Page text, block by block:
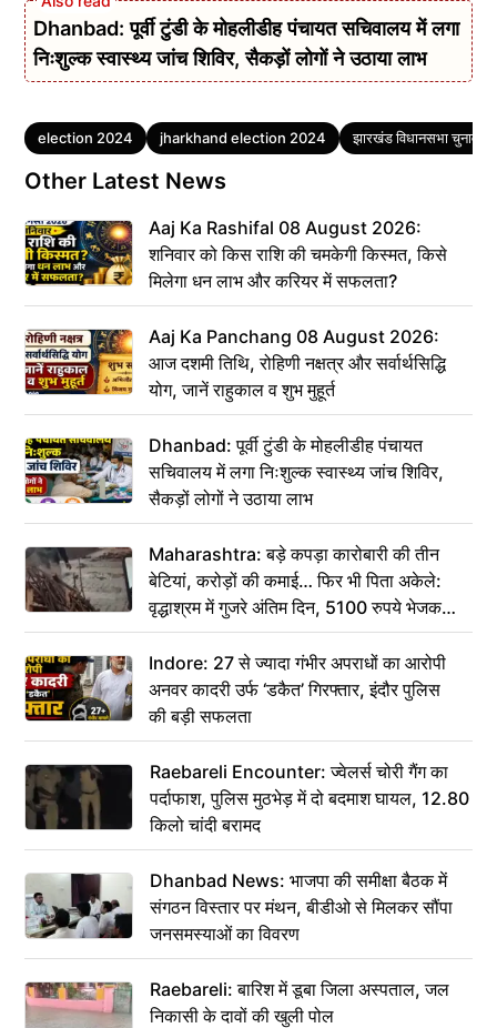
Dhanbad: पूर्वी टुंडी के मोहलीडीह पंचायत सचिवालय में लगा
निःशुल्क स्वास्थ्य जांच शिविर, सैकड़ों लोगों ने उठाया लाभ
Tags
election 2024 jharkhand election 2024 झारखंड विधानसभा चुनाव
Other Latest News
Aaj Ka Rashifal 08 August 2026:
शनिवार को किस राशि की चमकेगी किस्मत, किसे
मिलेगा धन लाभ और करियर में सफलता?
Aaj Ka Panchang 08 August 2026:
आज दशमी तिथि, रोहिणी नक्षत्र और सर्वार्थसिद्धि
योग, जानें राहुकाल व शुभ मुहूर्त
Dhanbad: पूर्वी टुंडी के मोहलीडीह पंचायत
सचिवालय में लगा निःशुल्क स्वास्थ्य जांच शिविर,
सैकड़ों लोगों ने उठाया लाभ
Maharashtra: बड़े कपड़ा कारोबारी की तीन
बेटियां, करोड़ों की कमाई… फिर भी पिता अकेले:
वृद्धाश्रम में गुजरे अंतिम दिन, 5100 रुपये भेजकर
कहा– अंतिम संस्कार कर दीजिए हम नहीं आ पाएंगे
Indore: 27 से ज्यादा गंभीर अपराधों का आरोपी
अनवर कादरी उर्फ ‘डकैत’ गिरफ्तार, इंदौर पुलिस
की बड़ी सफलता
Raebareli Encounter: ज्वेलर्स चोरी गैंग का
पर्दाफाश, पुलिस मुठभेड़ में दो बदमाश घायल, 12.80
किलो चांदी बरामद
Dhanbad News: भाजपा की समीक्षा बैठक में
संगठन विस्तार पर मंथन, बीडीओ से मिलकर सौंपा
जनसमस्याओं का विवरण
Raebareli: बारिश में डूबा जिला अस्पताल, जल
निकासी के दावों की खुली पोल